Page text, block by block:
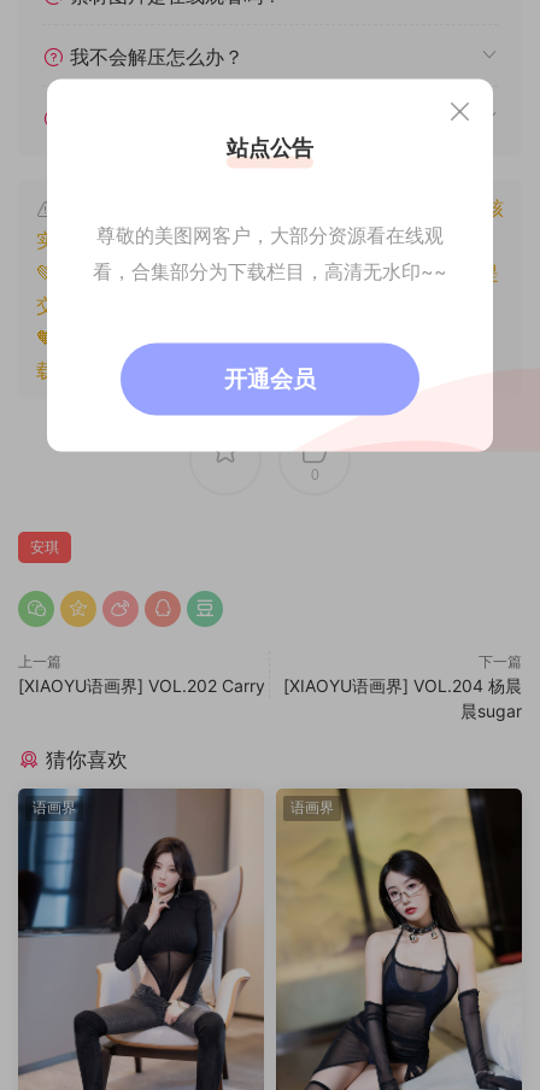
我不会解压怎么办？
本文资源仅供个人参考学习，请勿批量搬运，一经核
实将封禁账号权限！
💚本文资源均来源网友分享，若侵犯了您的权益可以提
交工单处理。
🧡原文链接： https://www.znjfg.com/1501.html
载请注明出处。
0
安琪
上一篇
[XIAOYU语画界] VOL.202 Carry
下一篇
[XIAOYU语画界] VOL.204 杨晨
晨sugar
猜你喜欢
语画界 语画界
站点公告
尊敬的美图网客户，大部分资源看在线观
看，合集部分为下载栏目，高清无水印~~
开通会员